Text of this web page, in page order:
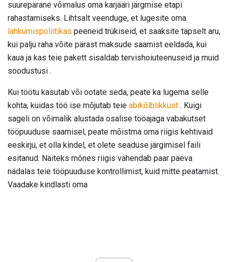
suurepärane võimalus oma karjääri järgmise etapi
rahastamiseks. Lihtsalt veenduge, et lugesite oma
lahkumispoliitikas peeneid trükiseid, et saaksite täpselt aru,
kui palju raha võite pärast maksude saamist eeldada, kui
kaua ja kas teie pakett sisaldab tervishoiuteenuseid ja muid
soodustusi .
Kui töötu kasutab või ootate seda, peate ka lugema selle
kohta, kuidas töö ise mõjutab teie abikõlblikkust . Kuigi
sageli on võimalik alustada osalise tööajaga vabakutset
tööpuuduse saamisel, peate mõistma oma riigis kehtivaid
eeskirju, et olla kindel, et olete seaduse järgimisel faili
esitanud. Näiteks mõnes riigis vähendab paar päeva
nädalas teie tööpuuduse kontrollimist, kuid mitte peatamist.
Vaadake kindlasti oma